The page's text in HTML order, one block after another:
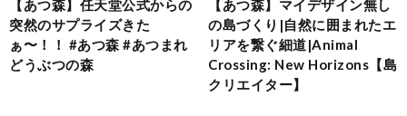
【あつ森】任天堂公式からの
突然のサプライズきた
ぁ〜！！ #あつ森 #あつまれ
どうぶつの森
【あつ森】マイデザイン無し
の島づくり|自然に囲まれたエ
リアを繋ぐ細道|Animal
Crossing: New Horizons【島
クリエイター】